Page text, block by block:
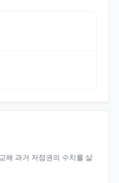
해 과거 저점권의 수치를 살